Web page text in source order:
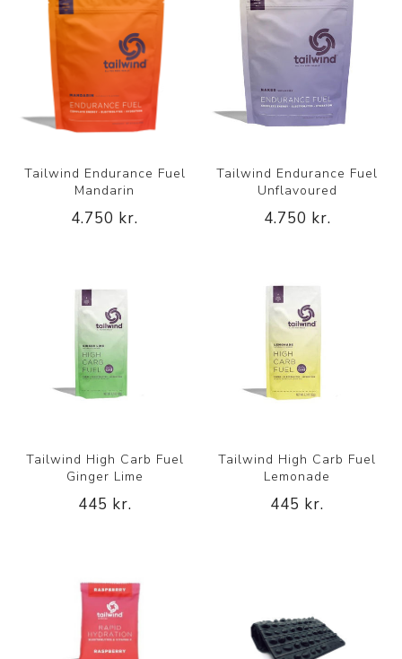
Tailwind Endurance Fuel
Mandarin
4.750 kr.
Tailwind Endurance Fuel
Unflavoured
4.750 kr.
Tailwind High Carb Fuel
Ginger Lime
445 kr.
Tailwind High Carb Fuel
Lemonade
445 kr.